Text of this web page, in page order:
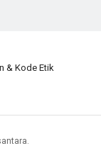
& Kode Etik